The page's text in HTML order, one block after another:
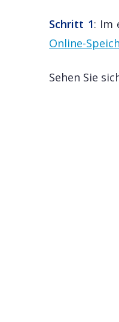
Schritt 1: Im
Online-
Sehen Sie